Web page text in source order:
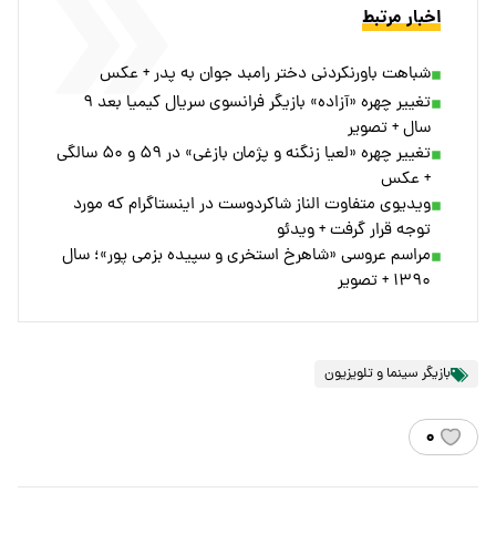
اخبار مرتبط
شباهت باورنکردنی دختر رامبد جوان به پدر + عکس
تغییر چهره «آزاده» بازیگر فرانسوی سریال کیمیا بعد ۹
سال + تصویر
تغییر چهره «لعیا زنگنه و پژمان بازغی» در ۵۹ و ۵۰ سالگی
+ عکس
ویدیوی متفاوت الناز شاکردوست در اینستاگرام که مورد
توجه قرار گرفت + ویدئو
مراسم عروسی «شاهرخ استخری و سپیده بزمی پور»؛ سال
۱۳۹۰ + تصویر
بازیگر سینما و تلویزیون
۰